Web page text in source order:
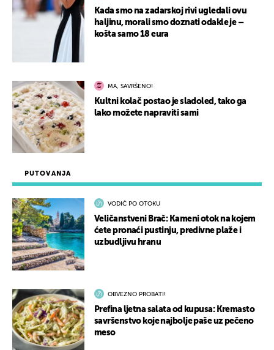
PUTOVANJA
VODIČ PO OTOKU
Veličanstveni Brač: Kameni otok na kojem
ćete pronaći pustinju, predivne plaže i
uzbudljivu hranu
OBVEZNO PROBATI!
Prefina ljetna salata od kupusa: Kremasto
savršenstvo koje najbolje paše uz pečeno
meso
Kada smo na zadarskoj rivi ugledali ovu
haljinu, morali smo doznati odakle je –
košta samo 18 eura
MA, SAVRŠENO!
Kultni kolač postao je sladoled, tako ga
lako možete napraviti sami